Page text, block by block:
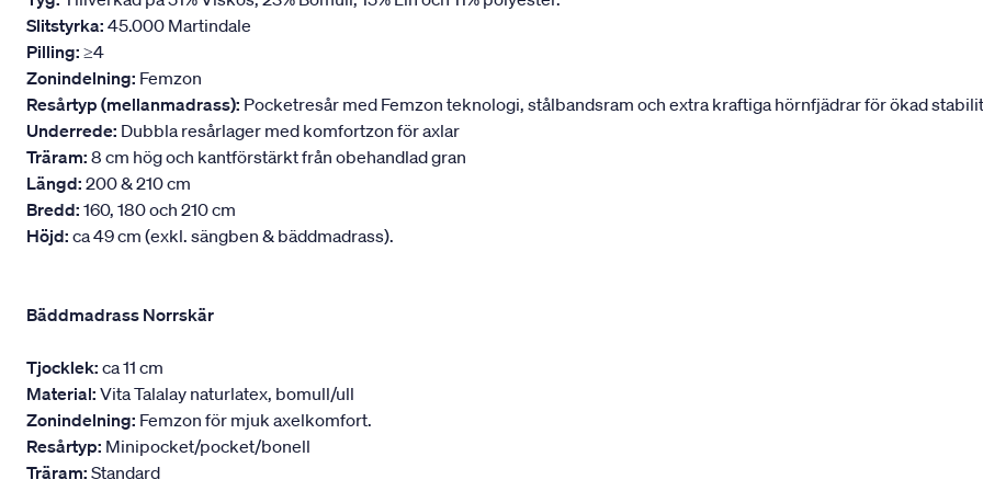
Slitstyrka: 45.000 Martindale
Pilling: ≥4
Zonindelning: Femzon
Resårtyp (mellanmadrass): Pocketresår med Femzon teknologi, stålbandsram och extra kraftiga hörnfjädrar för ökad
Underrede: Dubbla resårlager med komfortzon för axlar
Träram: 8 cm hög och kantförstärkt från obehandlad gran
Längd: 200 & 210 cm
Bredd: 160, 180 och 210 cm
Höjd: ca 49 cm (exkl. sängben & bäddmadrass).
Bäddmadrass Norrskär
Tjocklek: ca 11 cm
Material: Vita Talalay naturlatex, bomull/ull
Zonindelning: Femzon för mjuk axelkomfort.
Resårtyp: Minipocket/pocket/bonell
Träram: Standard